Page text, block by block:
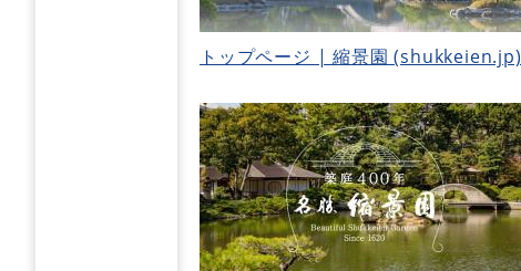
トップページ | 縮景園 (shukkeien.jp)